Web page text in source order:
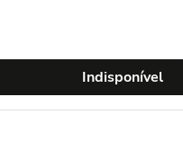
Indisponível